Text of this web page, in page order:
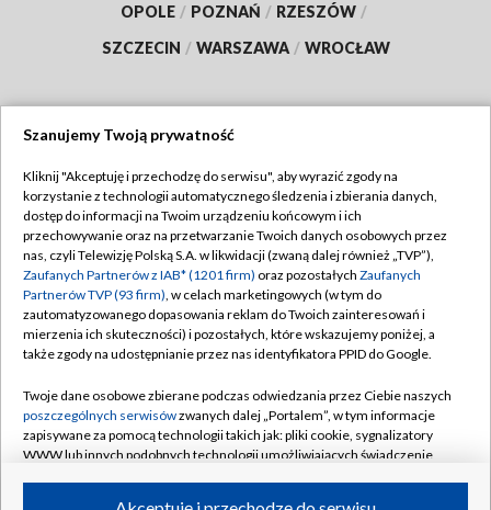
OPOLE / POZNAŃ / RZESZÓW /
SZCZECIN / WARSZAWA / WROCŁAW
TVP
Abonament TVP
Emisja w TVP
Centrum informacji TVP
Naziemna Telewizja Cyfrowa
Rada Programowa
System NOS
Informacje o nadawcy
Regulamin TVP
Polityka prywatności
Moje zgody
Pomoc
Kontakt
Kanały
Szanujemy Twoją prywatność
Kliknij "Akceptuję i przechodzę do serwisu", aby wyrazić zgody na
korzystanie z technologii automatycznego śledzenia i zbierania danych,
dostęp do informacji na Twoim urządzeniu końcowym i ich
przechowywanie oraz na przetwarzanie Twoich danych osobowych przez
nas, czyli Telewizję Polską S.A. w likwidacji (zwaną dalej również „TVP”),
Zaufanych Partnerów z IAB* (1201 firm) oraz pozostałych Zaufanych
Partnerów TVP (93 firm), w celach marketingowych (w tym do
zautomatyzowanego dopasowania reklam do Twoich zainteresowań i
mierzenia ich skuteczności) i pozostałych, które wskazujemy poniżej, a
także zgody na udostępnianie przez nas identyfikatora PPID do Google.
Twoje dane osobowe zbierane podczas odwiedzania przez Ciebie naszych
poszczególnych serwisówzwanych dalej „Portalem”, w tym informacje
zapisywane za pomocą technologii takich jak: pliki cookie, sygnalizatory
WWW lub innych podobnych technologii umożliwiających świadczenie